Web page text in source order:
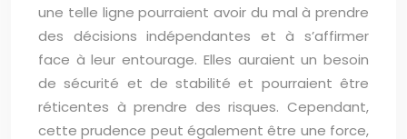
une telle ligne pourraient avoir du mal à prendre
des décisions indépendantes et à s’affirmer
face à leur entourage. Elles auraient un besoin
de sécurité et de stabilité et pourraient être
réticentes à prendre des risques. Cependant,
cette prudence peut également être une force,